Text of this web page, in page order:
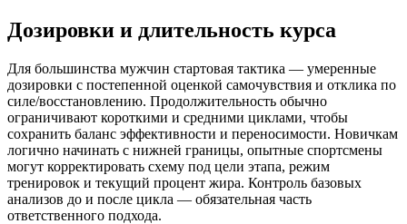
Дозировки и длительность курса
Для большинства мужчин стартовая тактика — умеренные
дозировки с постепенной оценкой самочувствия и отклика по
силе/восстановлению. Продолжительность обычно
ограничивают короткими и средними циклами, чтобы
сохранить баланс эффективности и переносимости. Новичкам
логично начинать с нижней границы, опытные спортсмены
могут корректировать схему под цели этапа, режим
тренировок и текущий процент жира. Контроль базовых
анализов до и после цикла — обязательная часть
ответственного подхода.